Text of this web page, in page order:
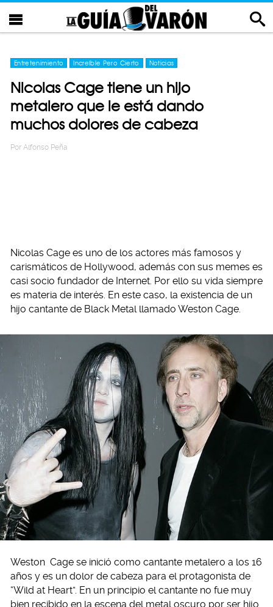
Entretenimiento Increíble Pero Cierto Noticias
Nicolas Cage tiene un hijo
metalero que le está dando
muchos dolores de cabeza
Por Alfonso Peña
Nicolas Cage es uno de los actores más famosos y
carismáticos de Hollywood, además con sus memes es
casi socio fundador de Internet. Por ello su vida siempre
es materia de interés. En este caso, la existencia de un
hijo cantante de Black Metal llamado Weston Cage.
Weston Cage se inició como cantante metalero a los 16
años y es un dolor de cabeza para el protagonista de
“Wild at Heart”. En un principio el cantante no fue muy
bien recibido en la escena del metal oscuro por ser hijo